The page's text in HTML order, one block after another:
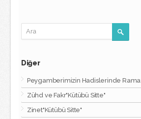
Diğer
Peygamberimizin Hadislerinde
Zühd ve Fakr"Kütübü Sitte"
Zinet"Kütübü Sitte"